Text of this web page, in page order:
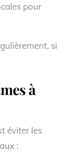
pour
si
à
éviter les
: